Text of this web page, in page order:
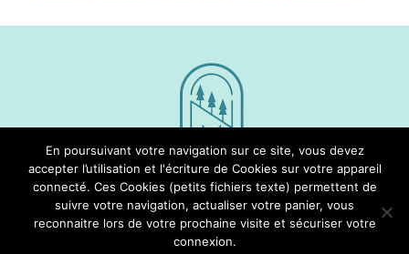
Nous Suivre
En poursuivant votre navigation sur ce site, vous devez
accepter l’utilisation et l'écriture de Cookies sur votre appareil
connecté. Ces Cookies (petits fichiers texte) permettent de
suivre votre navigation, actualiser votre panier, vous
reconnaitre lors de votre prochaine visite et sécuriser votre
connexion.